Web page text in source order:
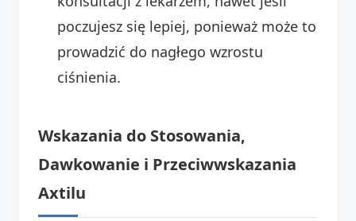
poczujesz się lepiej, ponieważ może to
prowadzić do nagłego wzrostu
ciśnienia.
Wskazania do Stosowania,
Dawkowanie i Przeciwwskazania
Axtilu